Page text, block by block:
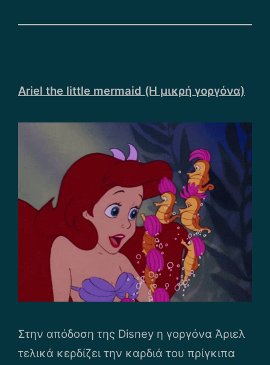
Ariel the little mermaid (Η μικρή γοργόνα)
Στην απόδοση της Disney η γοργόνα Άριελ
τελικά κερδίζει την καρδιά του πρίγκιπα